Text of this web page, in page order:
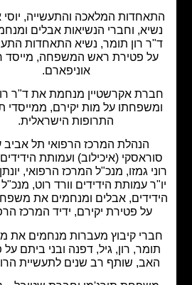
המלאכה והתעשייה, יוסי אלקובי,
וחברי הנשיאות אבלים ומנחמים את
רון תומר, נשיא התאחדות התעשיינים,
פטירת ראש המשפחה, מייסד חברת
אוניפארם.
אקרשטיין מנחמת את ד"ר רון תומר
על מות יקירם, ממייסדי תעשיית
התרופות הישראלית.
הנהלת המרכז הרפואי תל אביב ע"ש
(איכילוב) ועמותת הידידים, פרופ'
גמזו, מנכ"ל המרכז הרפואי, יונתן קולבר,
עמותת הידידים וורד רוט, מנכ"ל עמותת
אבלים ומנחמים את משפחת תומר
על פטירת יקירם, ידיד המרכז הרפואי.
קיבוץ מעברות מנחמים את משפחת
רון, גיל, דפנה ובני ביתם על פטירת
שותף רב שנים לתעשיית הרוקחות.